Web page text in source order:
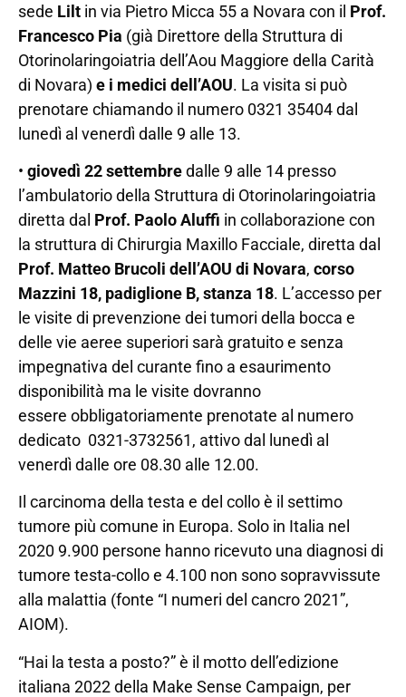
sede Lilt in via Pietro Micca 55 a Novara con il Prof.
Francesco Pia (già Direttore della Struttura di
Otorinolaringoiatria dell’Aou Maggiore della Carità
di Novara) e i medici dell’AOU. La visita si può
prenotare chiamando il numero 0321 35404 dal
lunedì al venerdì dalle 9 alle 13.
• giovedì 22 settembredalle 9 alle 14 presso
l’ambulatorio della Struttura di Otorinolaringoiatria
diretta dal Prof. Paolo Aluffi in collaborazione con
la struttura di Chirurgia Maxillo Facciale, diretta dal
Prof. Matteo Brucoli dell’AOU di Novara, corso
Mazzini 18, padiglione B, stanza 18. L’accesso per
le visite di prevenzione dei tumori della bocca e
delle vie aeree superiori sarà gratuito e senza
impegnativa del curante fino a esaurimento
disponibilità ma le visite dovranno
essere obbligatoriamente prenotate al numero
dedicato 0321-3732561, attivo dal lunedì al
venerdì dalle ore 08.30 alle 12.00.
Il carcinoma della testa e del collo è il settimo
tumore più comune in Europa. Solo in Italia nel
2020 9.900 persone hanno ricevuto una diagnosi di
tumore testa-collo e 4.100 non sono sopravvissute
alla malattia (fonte “I numeri del cancro 2021”,
AIOM).
“Hai la testa a posto?” è il motto dell’edizione
italiana 2022 della Make Sense Campaign, per